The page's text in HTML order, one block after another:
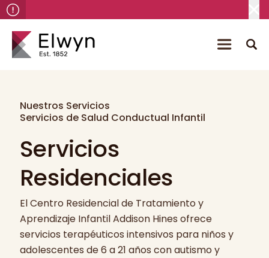
Nuestros Servicios
Servicios de Salud Conductual Infantil
Servicios
Residenciales
El Centro Residencial de Tratamiento y
Aprendizaje Infantil Addison Hines ofrece
servicios terapéuticos intensivos para niños y
adolescentes de 6 a 21 años con autismo y